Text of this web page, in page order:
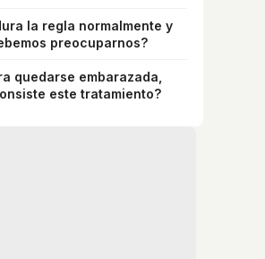
la regla normalmente y
preocuparnos?
quedarse embarazada,
este tratamiento?